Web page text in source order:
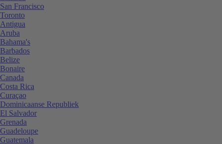
San Francisco
Toronto
Antigua
Aruba
Bahama's
Barbados
Belize
Bonaire
Canada
Costa Rica
Curaçao
Dominicaanse Republiek
El Salvador
Grenada
Guadeloupe
Guatemala